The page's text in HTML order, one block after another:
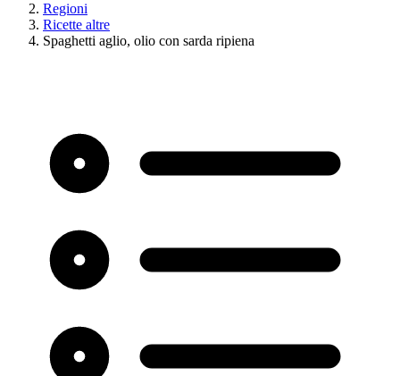
Regioni
Ricette altre
Spaghetti aglio, olio con sarda ripiena